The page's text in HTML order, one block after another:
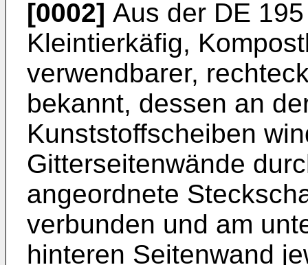
[0002] Aus der DE
Kleintierkäfig,
verwendbarer,
bekannt, dessen an
Kunststoffscheiben
Gitterseitenwände
angeordnete
verbunden und am
hinteren Seitenwand